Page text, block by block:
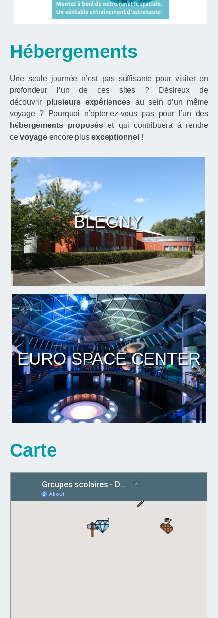
Hébergements
Une seule journée n’est pas suffisante pour visiter en
profondeur l’un de ces sites ? Désireux de
découvrir plusieurs expériences au sein d’un même
voyage ? Pourquoi n’opteriez-vous pas pour l’un des
hébergements proposés et qui contribuera à rendre
ce voyage encore plus exceptionnel !
BLEGNY
EURO SPACE CENTER
Carte